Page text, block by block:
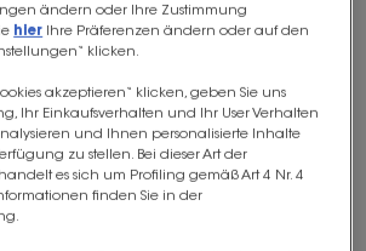
TEILEN
ändern oder Ihre Zustimmung
hier Ihre Präferenzen ändern oder auf den
klicken.
akzeptieren“ klicken, geben Sie uns
Ihr Einkaufsverhalten und Ihr User Verhalten
und Ihnen personalisierte Inhalte
zu stellen. Bei dieser Art der
es sich um Profiling gemäß Art 4 Nr. 4
finden Sie in der